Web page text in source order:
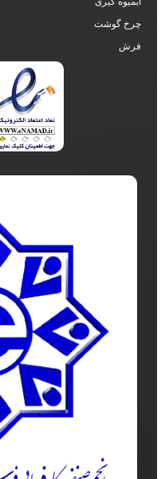
چرخ گوشت
فرش